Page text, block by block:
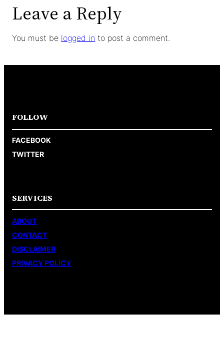
Leave a Reply
You must be logged in to post a comment.
FOLLOW
FACEBOOK
TWITTER
SERVICES
ABOUT
CONTACT
DISCLAIMER
PRIVACY POLICY